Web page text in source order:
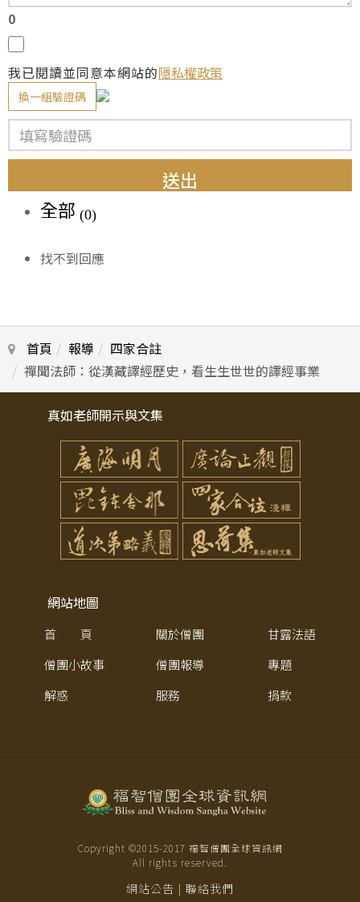
0
我已閱讀並同意本網站的隱私權政策
換一組驗證碼
送出
全部 (0)
找不到回應
首頁 報導
四家合註
禪聞法師：從漢藏譯經歷史，看生生世世的譯經事業
真如老師開示與文集
網站地圖
首 頁 關於僧團
甘露法語
僧團小故事
僧團報導
專題
解惑
服務 捐款
Copyright ©2015-2017 福智僧團全球資訊網
All rights reserved.
網站公告 | 聯絡我們